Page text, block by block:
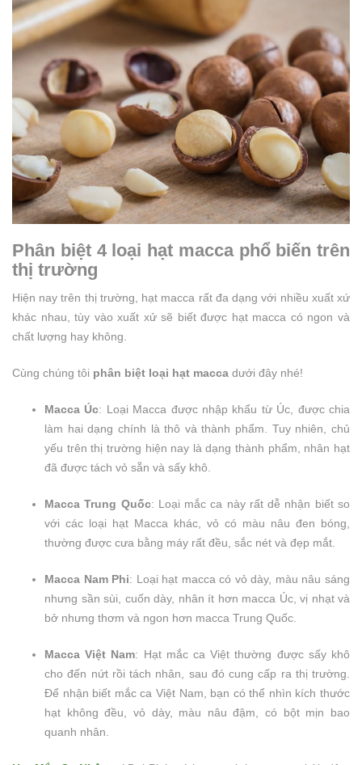
Phân biệt 4 loại hạt macca phổ biến trên
thị trường
Hiện nay trên thị trường, hạt macca rất đa dạng với nhiều xuất xứ
khác nhau, tùy vào xuất xử sẽ biết được hạt macca có ngon và
chất lượng hay không.
Cùng chúng tôi phân biệt loại hạt macca dưới đây nhé!
Macca Úc: Loại Macca được nhập khẩu từ Úc, được chia
làm hai dạng chính là thô và thành phẩm. Tuy nhiên, chủ
yếu trên thị trường hiện nay là dạng thành phẩm, nhân hạt
đã được tách vỏ sẵn và sấy khô.
Macca Trung Quốc: Loại mắc ca này rất dễ nhận biết so
với các loại hạt Macca khác, vỏ có màu nâu đen bóng,
thường được cưa bằng máy rất đều, sắc nét và đẹp mắt.
Macca Nam Phi: Loại hạt macca có vỏ dày, màu nâu sáng
nhưng sần sùi, cuốn dày, nhân ít hơn macca Úc, vị nhạt và
bở nhưng thơm và ngon hơn macca Trung Quốc.
Macca Việt Nam: Hạt mắc ca Việt thường được sấy khô
cho đến nứt rồi tách nhân, sau đó cung cấp ra thị trường.
Để nhận biết mắc ca Việt Nam, bạn có thể nhìn kích thước
hạt không đều, vỏ dày, màu nâu đậm, có bột mịn bao
quanh nhân.